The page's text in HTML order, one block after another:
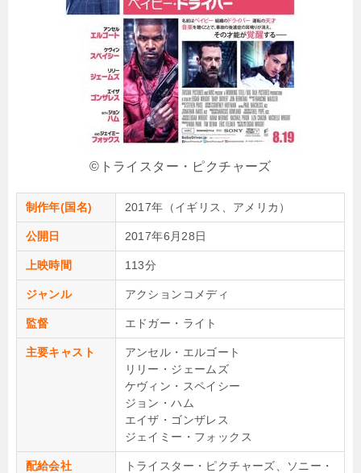
©︎トライスター・ピクチャーズ
制作年(国名) 2017年（イギリス、アメリカ）
公開日 2017年6月28日
上映時間 113分
ジャンル アクションコメディ
監督 エドガー・ライト
主要キャスト
アンセル・エルゴート
リリー・ジェームズ
ケヴィン・スペイシー
ジョン・ハム
エイザ・ゴンザレス
ジェイミー・フォックス
配給会社
トライスター・ピクチャーズ、ソニー・